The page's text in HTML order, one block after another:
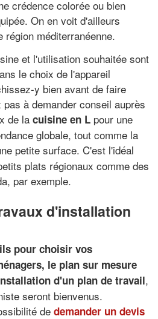
crédence colorée ou bien
On en voit d'ailleurs
région méditerranéenne.
et l'utilisation souhaitée sont
le choix de l'appareil
y bien avant de faire
à demander conseil auprès
de la cuisine en L pour une
globale, tout comme la
petite surface. C'est l'idéal
plats régionaux comme des
par exemple.
d'installation
pour choisir vos
, le plan sur mesure
d'un plan de travail,
seront bienvenus.
de demander un devis